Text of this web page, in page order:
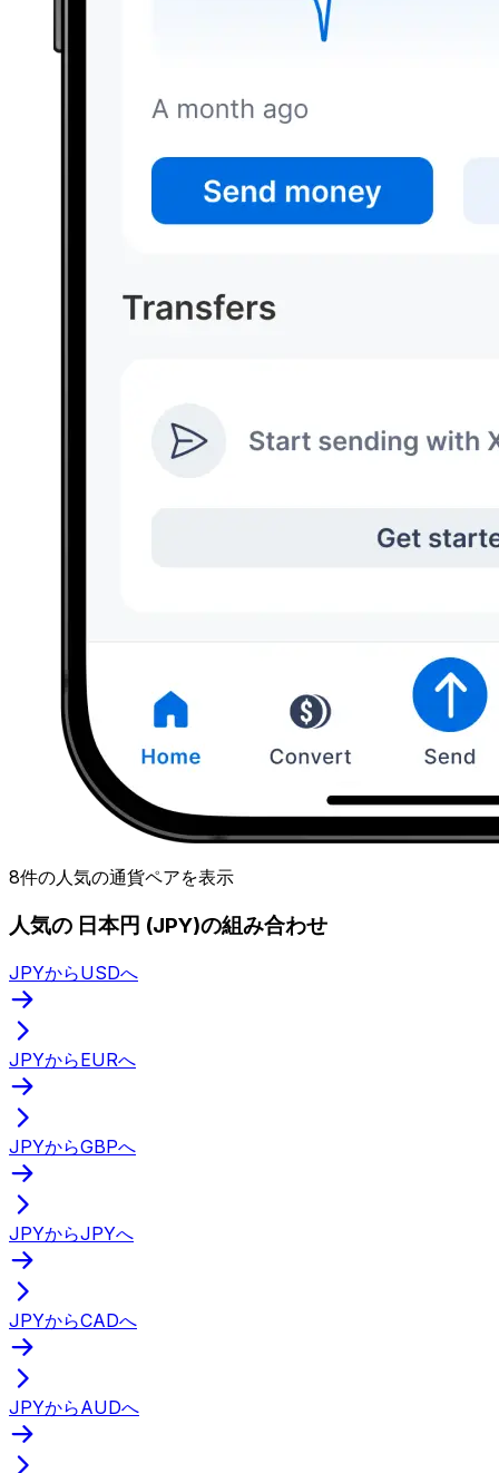
8件の人気の通貨ペアを表示
人気の 日本円 (JPY)の組み合わせ
JPYからUSDへ
JPYからEURへ
JPYからGBPへ
JPYからJPYへ
JPYからCADへ
JPYからAUDへ